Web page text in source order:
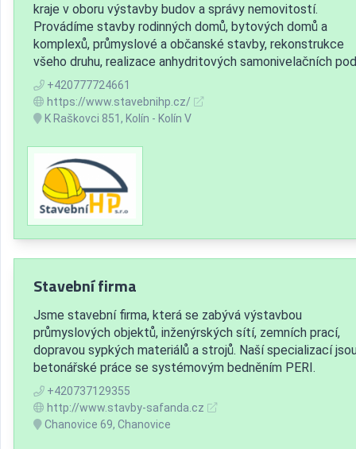
kraje v oboru výstavby budov a správy nemovitostí.
Provádíme stavby rodinných domů, bytových domů a
komplexů, průmyslové a občanské stavby, rekonstrukce
všeho druhu, realizace anhydritových samonivelačních
+420777724661
https://www.stavebnihp.cz/
K Raškovci 851, Kolín - Kolín V
Stavební firma
Jsme stavební firma, která se zabývá výstavbou
průmyslových objektů, inženýrských sítí, zemních prací,
dopravou sypkých materiálů a strojů. Naší specializací
betonářské práce se systémovým bedněním PERI.
+420737129355
http://www.stavby-safanda.cz
Chanovice 69, Chanovice